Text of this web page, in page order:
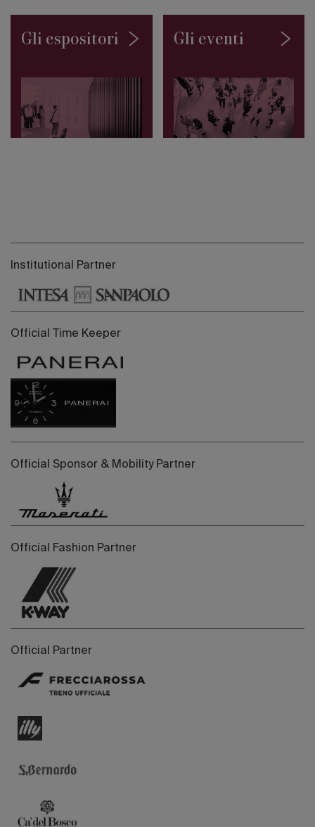
Gli eventi
Gli espositori
Institutional Partner
Official Time Keeper
Official Sponsor & Mobility Partner
Official Fashion Partner
Official Partner